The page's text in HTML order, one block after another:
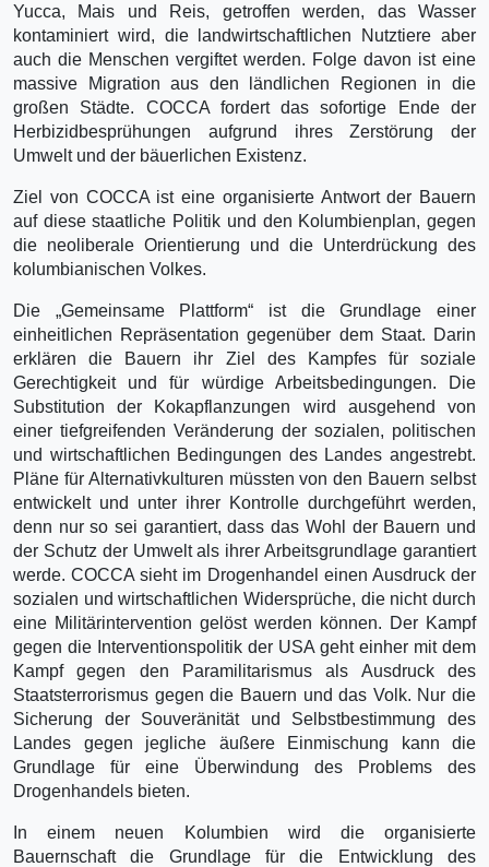
Yucca, Mais und Reis, getroffen werden, das Wasser
kontaminiert wird, die landwirtschaftlichen Nutztiere aber
auch die Menschen vergiftet werden. Folge davon ist eine
massive Migration aus den ländlichen Regionen in die
großen Städte. COCCA fordert das sofortige Ende der
Herbizidbesprühungen aufgrund ihres Zerstörung der
Umwelt und der bäuerlichen Existenz.
Ziel von COCCA ist eine organisierte Antwort der Bauern
auf diese staatliche Politik und den Kolumbienplan, gegen
die neoliberale Orientierung und die Unterdrückung des
kolumbianischen Volkes.
Die „Gemeinsame Plattform“ ist die Grundlage einer
einheitlichen Repräsentation gegenüber dem Staat. Darin
erklären die Bauern ihr Ziel des Kampfes für soziale
Gerechtigkeit und für würdige Arbeitsbedingungen. Die
Substitution der Kokapflanzungen wird ausgehend von
einer tiefgreifenden Veränderung der sozialen, politischen
und wirtschaftlichen Bedingungen des Landes angestrebt.
Pläne für Alternativkulturen müssten von den Bauern selbst
entwickelt und unter ihrer Kontrolle durchgeführt werden,
denn nur so sei garantiert, dass das Wohl der Bauern und
der Schutz der Umwelt als ihrer Arbeitsgrundlage garantiert
werde. COCCA sieht im Drogenhandel einen Ausdruck der
sozialen und wirtschaftlichen Widersprüche, die nicht durch
eine Militärintervention gelöst werden können. Der Kampf
gegen die Interventionspolitik der USA geht einher mit dem
Kampf gegen den Paramilitarismus als Ausdruck des
Staatsterrorismus gegen die Bauern und das Volk. Nur die
Sicherung der Souveränität und Selbstbestimmung des
Landes gegen jegliche äußere Einmischung kann die
Grundlage für eine Überwindung des Problems des
Drogenhandels bieten.
In einem neuen Kolumbien wird die organisierte
Bauernschaft die Grundlage für die Entwicklung des